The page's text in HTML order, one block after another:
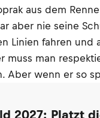
aus dem
aber nie seine
Linien fahren
muss man
Aber wenn er so
2027: Platzt